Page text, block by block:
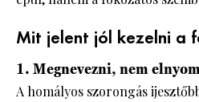
Mit jelent jól kezelni a
1. Megnevezni, nem
A homályos szorongás